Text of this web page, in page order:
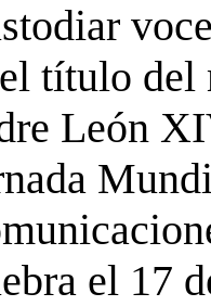
título del
León
el 17